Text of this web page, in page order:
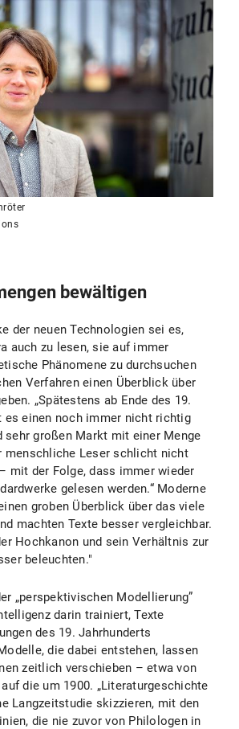
bewältigen
der neuen Technologien sei es,
auch zu lesen, sie auf immer
Phänomene zu durchsuchen
Verfahren einen Überblick über
„Spätestens ab Ende des 19.
es einen noch immer nicht richtig
sehr großen Markt mit einer Menge
menschliche Leser schlicht nicht
mit der Folge, dass immer wieder
gelesen werden.“ Moderne
groben Überblick über das viele
machten Texte besser vergleichbar.
Hochkanon und sein Verhältnis zur
beleuchten."
„perspektivischen Modellierung”
darin trainiert, Texte
des 19. Jahrhunderts
die dabei entstehen, lassen
zeitlich verschieben – etwa von
die um 1900. „Literaturgeschichte
Langzeitstudie skizzieren, mit den
die nie zuvor von Philologen in